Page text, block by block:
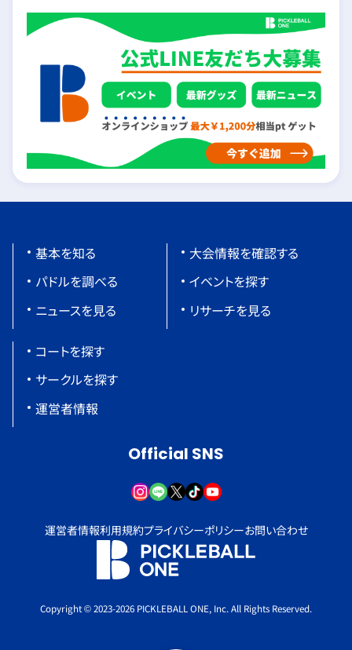
基本を知る
パドルを調べる
ニュースを見る
大会情報を確認する
イベントを探す
リサーチを見る
コートを探す
サークルを探す
運営者情報
Official SNS
運営者情報利用規約プライバシーポリシーお問い合わせ
Copyright © 2023-2026 PICKLEBALL ONE, Inc. All Rights Reserved.